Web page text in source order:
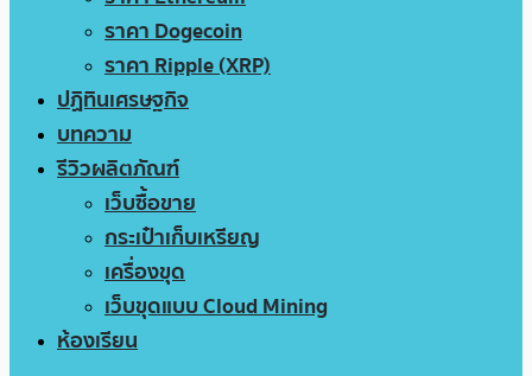
ราคา Dogecoin
ราคา Ripple (XRP)
ปฏิทินเศรษฐกิจ
บทความ
รีวิวผลิตภัณฑ์
เว็บซื้อขาย
กระเป๋าเก็บเหรียญ
เครื่องขุด
เว็บขุดแบบ Cloud Mining
ห้องเรียน